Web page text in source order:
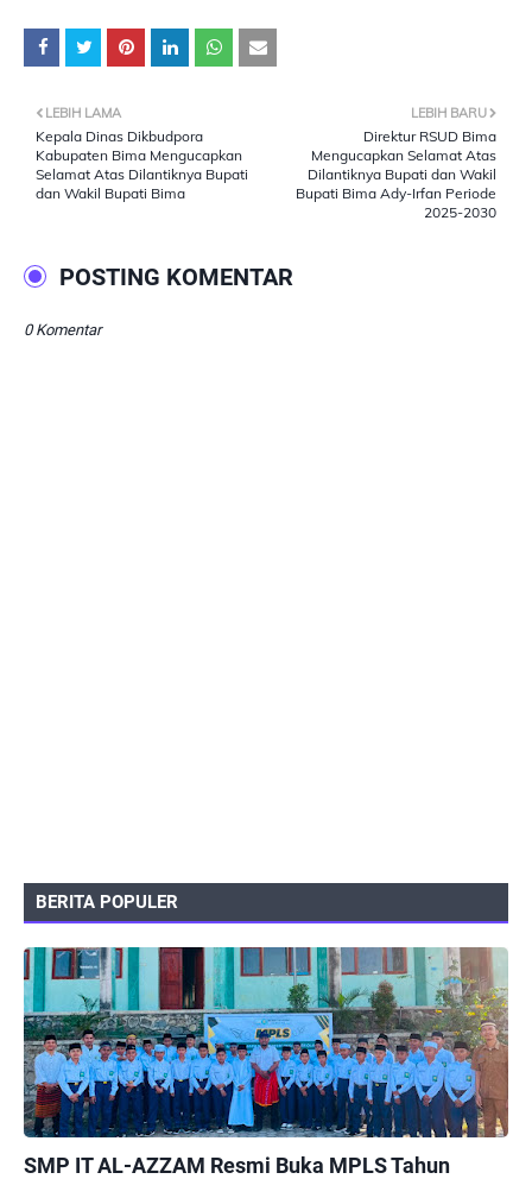
LEBIH BARU
Direktur RSUD Bima
Mengucapkan Selamat Atas
Dilantiknya Bupati dan Wakil
Bupati Bima Ady-Irfan Periode
2025-2030
LEBIH LAMA
Kepala Dinas Dikbudpora
Kabupaten Bima Mengucapkan
Selamat Atas Dilantiknya Bupati
dan Wakil Bupati Bima
POSTING KOMENTAR
0 Komentar
BERITA POPULER
SMP IT AL-AZZAM Resmi Buka MPLS Tahun